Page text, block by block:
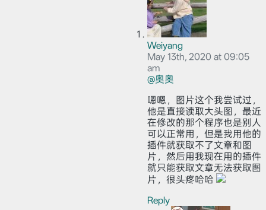
Weiyang
May 13th, 2020 at 09:05
am
@奥奥
嗯嗯，图片这个我尝试过，
他是直接读取大头图，最近
在修改的那个程序也是别人
可以正常用，但是我用他的
插件就获取不了文章和图
片，然后用我现在用的插件
就只能获取文章无法获取图
片，很头疼哈哈
Reply